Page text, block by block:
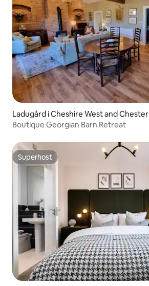
Ladugård i Cheshire West and Chester
Boutique Georgian Barn Retreat
Superhost
Superhost